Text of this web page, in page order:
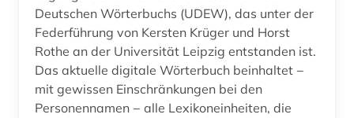
Deutschen Wörterbuchs (UDEW), das unter der
Federführung von Kersten Krüger und Horst
Rothe an der Universität Leipzig entstanden ist.
Das aktuelle digitale Wörterbuch beinhaltet −
mit gewissen Einschränkungen bei den
Personennamen − alle Lexikoneinheiten, die